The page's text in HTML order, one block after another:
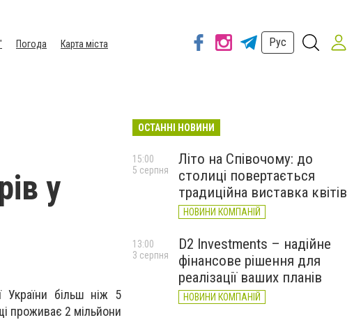
Погода
Карта міста
Рус
у
України більш ніж 5
проживає 2 мільйони
ОСТАННІ НОВИНИ
Літо на Співочому: до
столиці повертається
традиційна виставка квітів
НОВИНИ КОМПАНІЙ
15:00
5 серпня
D2 Investments – надійне
фінансове рішення для
реалізації ваших планів
НОВИНИ КОМПАНІЙ
13:00
3 серпня